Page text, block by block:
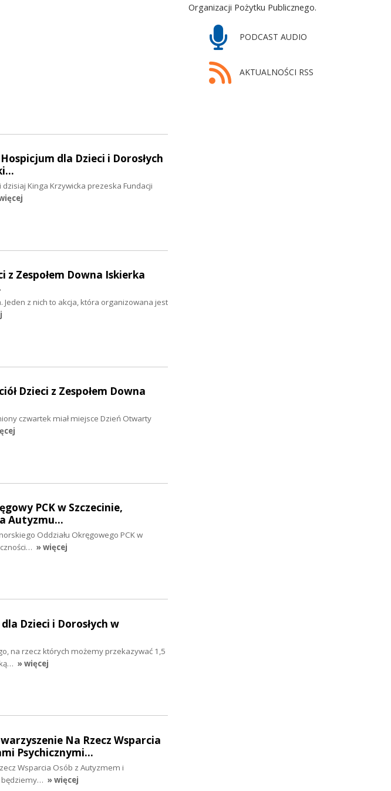
Organizacji Pożytku Publicznego.
PODCAST AUDIO
AKTUALNOŚCI RSS
dla Dzieci i Dorosłych
Kinga Krzywicka prezeska Fundacji
z Zespołem Downa Iskierka
z nich to akcja, która organizowana jest
Dzieci z Zespołem Downa
czwartek miał miejsce Dzień Otwarty
PCK w Szczecinie,
Autyzmu…
Oddziału Okręgowego PCK w
» więcej
Dzieci i Dorosłych w
na rzecz których możemy przekazywać 1,5
» więcej
Na Rzecz Wsparcia
Psychicznymi…
Wsparcia Osób z Autyzmem i
będziemy… » więcej